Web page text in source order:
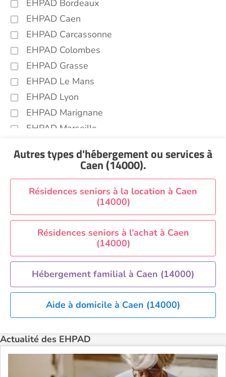
EHPAD Bordeaux
EHPAD Caen
EHPAD Carcassonne
EHPAD Colombes
EHPAD Grasse
EHPAD Le Mans
EHPAD Lyon
EHPAD Marignane
EHPAD Marseille
EHPAD Nantes
EHPAD Paris
EHPAD Saint-Etienne
EHPAD Toulouse
EHPAD Tours
EHPAD Troyes
Recherche par ville
Autres types d'hébergement ou servicesà
Caen (14000).
Résidences seniors à la location à Caen
(14000)
Résidences seniors à l’achat à Caen
(14000)
Hébergement familial à Caen (14000)
Aide à domicile à Caen (14000)
Actualité des EHPAD